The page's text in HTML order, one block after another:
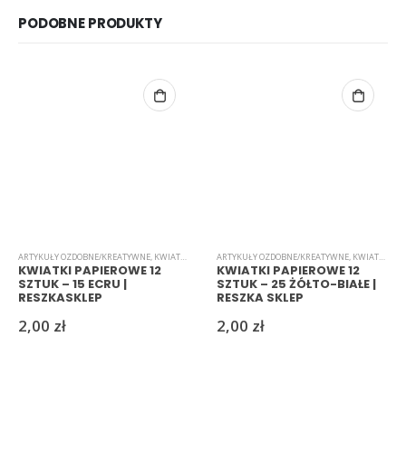
PODOBNE PRODUKTY
ARTYKUŁY OZDOBNE/KREATYWNE, KWIATKI PAPIEROWE
KWIATKI PAPIEROWE 12
SZTUK – 15 ECRU |
RESZKASKLEP
2,00 zł
ARTYKUŁY OZDOBNE/KREATYWNE, KWIATKI
KWIATKI PAPIEROWE 12
SZTUK – 25 ŻÓŁTO-BIAŁE |
RESZKA SKLEP
2,00 zł